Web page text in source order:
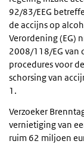
92/83/EEG
de accijns op
Verordening (EG)
2008/118/EG van
procedures voor
schorsing van
1.
Verzoeker
vernietiging van
ruim 62 miljoen